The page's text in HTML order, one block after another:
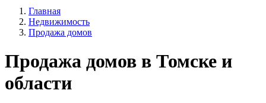
Главная
Недвижимость
Продажа домов
Продажа домов в Томске и
области